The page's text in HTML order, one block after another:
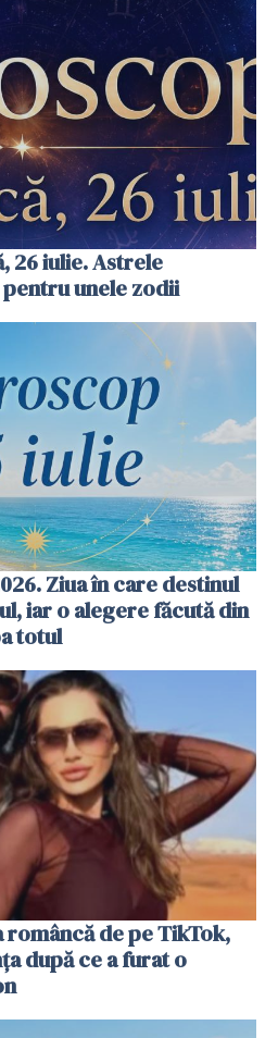
26 iulie. Astrele
unele zodii
Ziua în care destinul
iar o alegere făcută din
totul
de pe TikTok,
după ce a furat o